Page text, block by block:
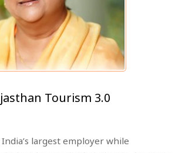
Tourism 3.0
largest employer while